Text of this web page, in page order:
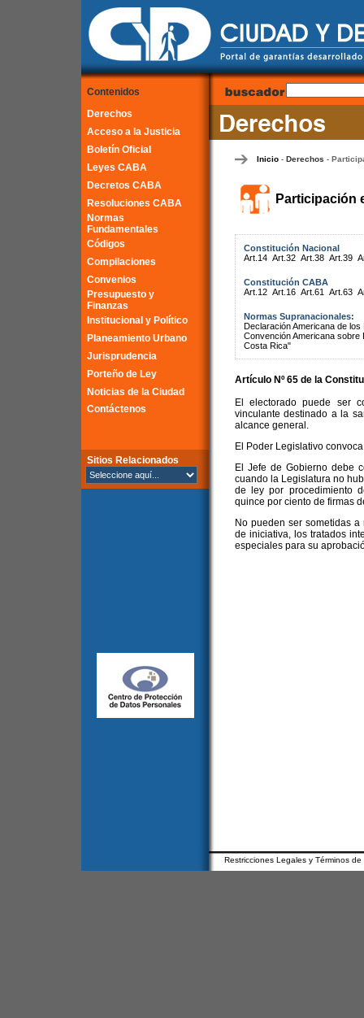
Contenidos
Derechos
Acceso a la Justicia
Boletín Oficial
Leyes CABA
Decretos CABA
Resoluciones CABA
Normas
Fundamentales
Códigos
Compilaciones
Convenios
Presupuesto y
Finanzas
Institucional y Político
Planeamiento Urbano
Jurisprudencia
Porteño de Ley
Noticias de la Ciudad
Contáctenos
Sitios Relacionados
Inicio- Derechos -
Participación
Constitución Nacional
Art.14 Art.32 Art.38 Art.39
Constitución CABA
Art.12 Art.16 Art.61 Art.63
Normas Supranacionales:
Declaración Americana de
Convención Americana
Costa Rica"
Artículo Nº 65 de la
El electorado puede ser
vinculante destinado a la
alcance general.
El Poder Legislativo
El Jefe de Gobierno debe
cuando la Legislatura no
de ley por procedimiento
quince por ciento de firmas
No pueden ser sometidas
de iniciativa, los tratados
especiales para su
Restricciones Legales y Términos de